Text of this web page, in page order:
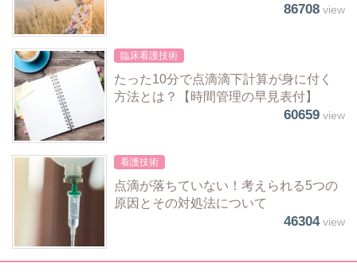
86708view
臨床看護技術
たった10分で点滴滴下計算が身に付く
方法とは？【時間管理の早見表付】
60659view
看護技術
点滴が落ちていない！考えられる5つの
原因とその対処法について
46304view